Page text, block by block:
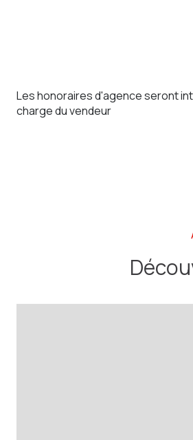
Entrée
Les honoraires d'agence seront
charge du vendeur